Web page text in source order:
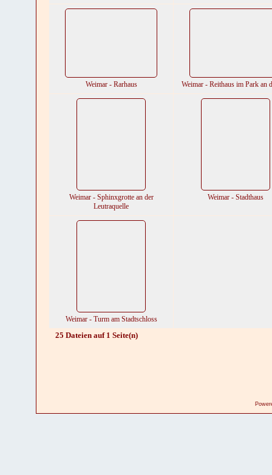
Weimar - Rarhaus Weimar - Reithaus im Park an
Weimar - Sphinxgrotte an der
Leutraquelle
Weimar - Stadthaus
Weimar - Turm am Stadtschloss
25 Dateien auf 1 Seite(n)